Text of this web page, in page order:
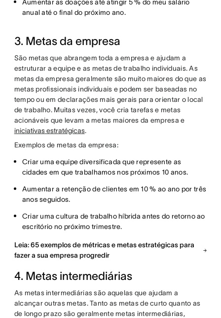
Aumentar as doações até atingir 5 % do meu salário
anual até o final do próximo ano.
3. Metas da empresa
São metas que abrangem toda a empresa e ajudam a
estruturar a equipe e as metas de trabalho individuais. As
metas da empresa geralmente são muito maiores do que as
metas profissionais individuais e podem ser baseadas no
tempo ou em declarações mais gerais para orientar o local
de trabalho. Muitas vezes, você cria tarefas e metas
acionáveis que levam a metas maiores da empresa e
iniciativas estratégicas.
Exemplos de metas da empresa:
Criar uma equipe diversificada que represente as
cidades em que trabalhamos nos próximos 10 anos.
Aumentar a retenção de clientes em 10 % ao ano por três
anos seguidos.
Criar uma cultura de trabalho híbrida antes do retorno ao
escritório no próximo trimestre.
Leia: 65 exemplos de métricas e metas estratégicas para
fazer a sua empresa progredir
4. Metas intermediárias
As metas intermediárias são aquelas que ajudam a
alcançar outras metas. Tanto as metas de curto quanto as
de longo prazo são geralmente metas intermediárias,